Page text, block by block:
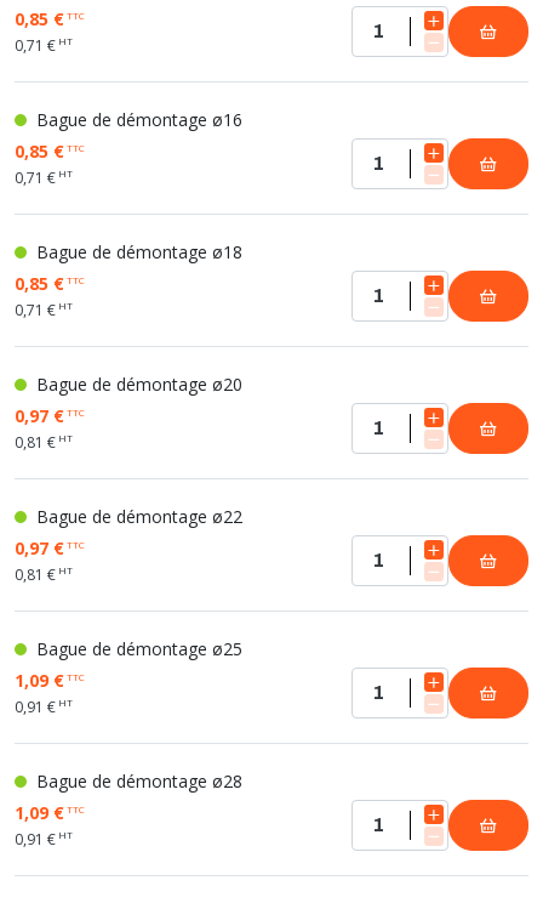
0,85 €TTC
0,71 € HT
Bague de démontage ø16
0,85 €TTC
0,71 € HT
Bague de démontage ø18
0,85 €TTC
0,71 € HT
Bague de démontage ø20
0,97 €TTC
0,81 € HT
Bague de démontage ø22
0,97 €TTC
0,81 € HT
Bague de démontage ø25
1,09 €TTC
0,91 € HT
Bague de démontage ø28
1,09 €TTC
0,91 € HT